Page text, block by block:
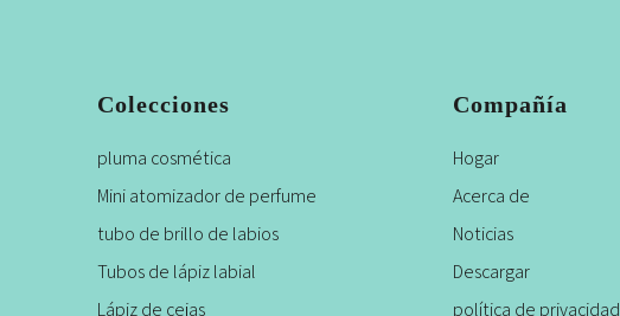
Colecciones
pluma cosmética
Mini atomizador de perfume
tubo de brillo de labios
Tubos de lápiz labial
Lápiz de cejas
Compañía
Hogar
Acerca de
Noticias
Descargar
política de privacidad